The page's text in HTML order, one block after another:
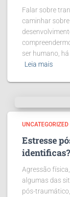
Falar sobre
caminhar
ser humano,
Leia mais
UNCATEGORIZED
Estresse
identificas?
Agressão
algumas das
pós-